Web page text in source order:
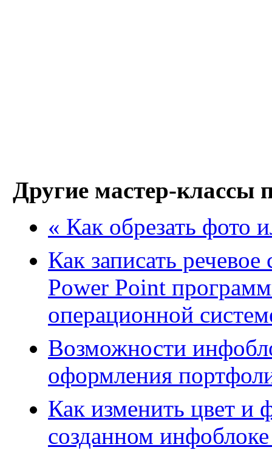
Другие мастер-классы
« Как обрезать фото
Как записать
Power Point
операционной
Возможности
оформления
Как изменить цвет и
созданном